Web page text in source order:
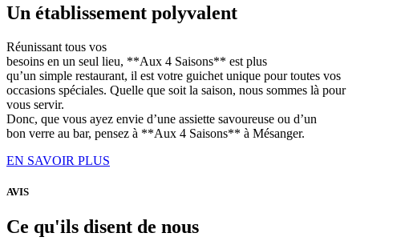
Un établissement polyvalent
Réunissant tous vos
besoins en un seul lieu, **Aux 4 Saisons** est plus
qu’un simple restaurant, il est votre guichet unique pour toutes vos
occasions spéciales. Quelle que soit la saison, nous sommes là pour
vous servir.
Donc, que vous ayez envie d’une assiette savoureuse ou d’un
bon verre au bar, pensez à **Aux 4 Saisons** à Mésanger.
EN SAVOIR PLUS
AVIS
Ce qu'ils disent de nous